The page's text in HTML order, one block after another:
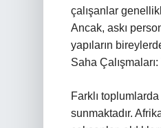
çalışanlar
Ancak, askı
yapıların
Saha
Farklı
sunmaktadır.